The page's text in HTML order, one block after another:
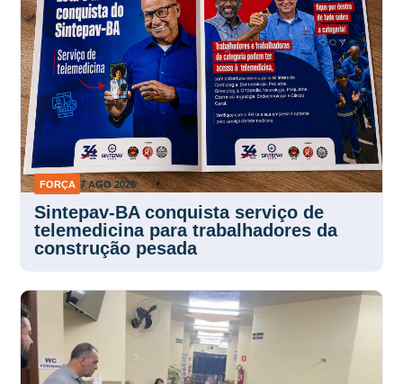
FORÇA 7 AGO 2026
Sintepav-BA conquista serviço de
telemedicina para trabalhadores da
construção pesada